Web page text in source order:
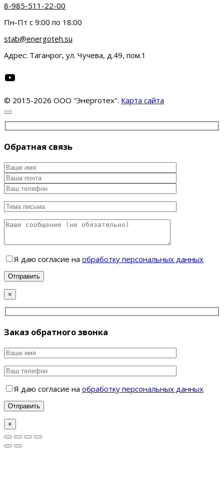
8-985-511-22-00
Пн-Пт с 9:00 по 18:00
stab@energoteh.su
Адрес: Таганрог, ул. Чучева, д.49, пом.1
YouTube
© 2015-2026 ООО "Энерготех". Карта сайта
Обратная связь
Я даю согласие на обработку персональных данных
×
Заказ обратного звонка
Я даю согласие на обработку персональных данных
×